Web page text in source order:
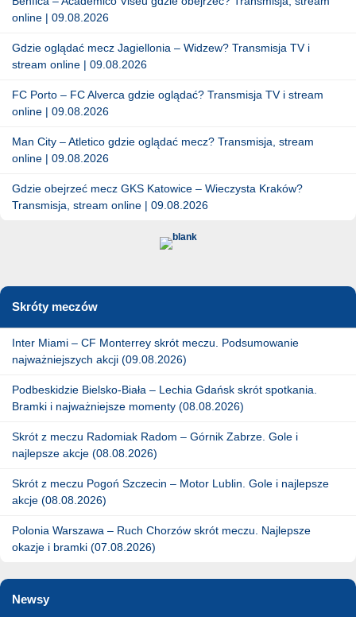
online | 09.08.2026
Gdzie oglądać mecz Jagiellonia – Widzew? Transmisja TV i
stream online | 09.08.2026
FC Porto – FC Alverca gdzie oglądać? Transmisja TV i stream
online | 09.08.2026
Man City – Atletico gdzie oglądać mecz? Transmisja, stream
online | 09.08.2026
Gdzie obejrzeć mecz GKS Katowice – Wieczysta Kraków?
Transmisja, stream online | 09.08.2026
Skróty meczów
Inter Miami – CF Monterrey skrót meczu. Podsumowanie
najważniejszych akcji (09.08.2026)
Podbeskidzie Bielsko-Biała – Lechia Gdańsk skrót spotkania.
Bramki i najważniejsze momenty (08.08.2026)
Skrót z meczu Radomiak Radom – Górnik Zabrze. Gole i
najlepsze akcje (08.08.2026)
Skrót z meczu Pogoń Szczecin – Motor Lublin. Gole i najlepsze
akcje (08.08.2026)
Polonia Warszawa – Ruch Chorzów skrót meczu. Najlepsze
okazje i bramki (07.08.2026)
Newsy